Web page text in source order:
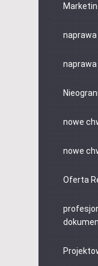
nowe
nowe
Oferta